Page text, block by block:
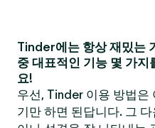
Tinder에는 항상 재밌는
중 대표적인 기능 몇 가지
요!
우선, Tinder 이용 방법은
기만 하면 된답니다. 그